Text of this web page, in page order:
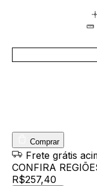
Comprar
Frete grátis
CONFIRA
R$257,40